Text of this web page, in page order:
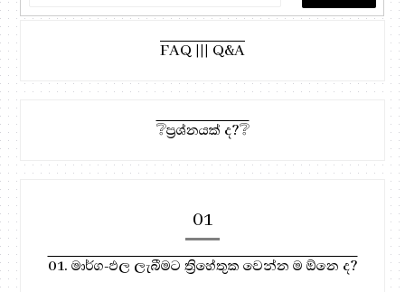
FAQ ||| Q&A
❔ප්‍රශ්නයක් ද?❔
01
01. මාර්ග-ඵල ලැබීමට ත්‍රිහේතුක වෙන්න ම ඕනෙ ද?